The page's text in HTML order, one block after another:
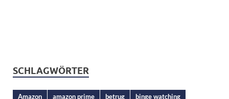
SCHLAGWÖRTER
Amazon amazon prime betrug
binge watching